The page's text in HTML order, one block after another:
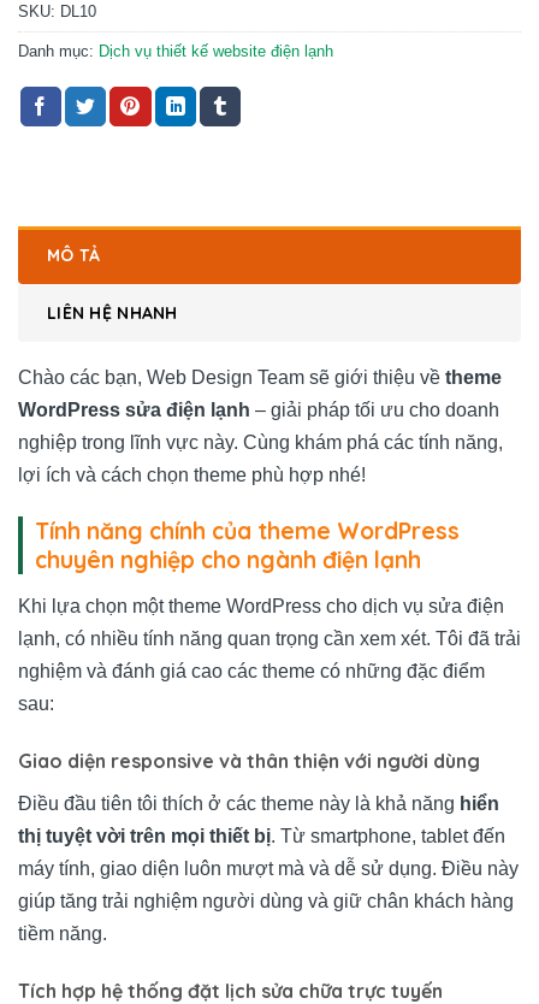
SKU: DL10
Danh mục: Dịch vụ thiết kế website điện lạnh
MÔ TẢ
LIÊN HỆ NHANH
Chào các bạn, Web Design Team sẽ giới thiệu về theme
WordPress sửa điện lạnh – giải pháp tối ưu cho doanh
nghiệp trong lĩnh vực này. Cùng khám phá các tính năng,
lợi ích và cách chọn theme phù hợp nhé!
Tính năng chính của theme WordPress
chuyên nghiệp cho ngành điện lạnh
Khi lựa chọn một theme WordPress cho dịch vụ sửa điện
lạnh, có nhiều tính năng quan trọng cần xem xét. Tôi đã trải
nghiệm và đánh giá cao các theme có những đặc điểm
sau:
Giao diện responsive và thân thiện với người dùng
Điều đầu tiên tôi thích ở các theme này là khả năng hiển
thị tuyệt vời trên mọi thiết bị. Từ smartphone, tablet đến
máy tính, giao diện luôn mượt mà và dễ sử dụng. Điều này
giúp tăng trải nghiệm người dùng và giữ chân khách hàng
tiềm năng.
Tích hợp hệ thống đặt lịch sửa chữa trực tuyến